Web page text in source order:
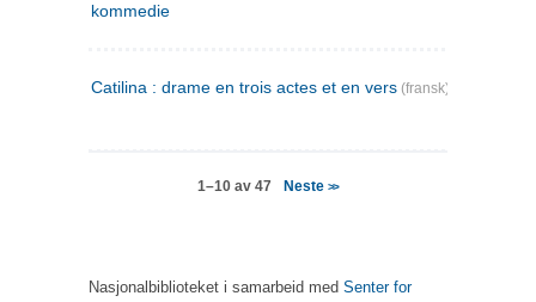
kommedie
Catilina : drame en trois actes et en vers (fransk)
1–10 av 47 Neste>>
Nasjonalbiblioteket i samarbeid med Senter for